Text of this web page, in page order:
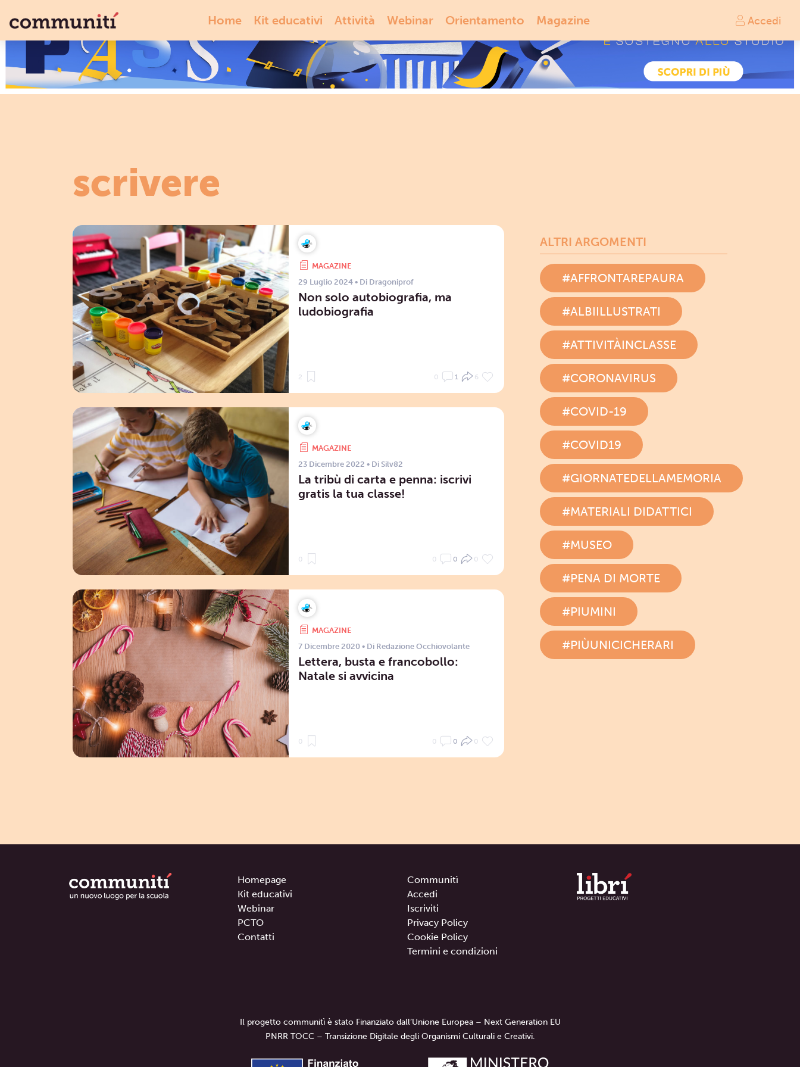
Home Kit educativi Attività Webinar Orientamento Magazine Accedi
scrivere
MAGAZINE
29 Luglio 2024• Di Dragoniprof
Non solo autobiografia, ma
ludobiografia
2 0 1 6
MAGAZINE
23 Dicembre 2022 • Di Silv82
La tribù di carta e penna: iscrivi
gratis la tua classe!
0 0 0 0
MAGAZINE
7 Dicembre 2020• Di Redazione Occhiovolante
Lettera, busta e francobollo:
Natale si avvicina
0 0 0 0
ALTRI ARGOMENTI
#AFFRONTAREPAURA
#ALBIILLUSTRATI
#ATTIVITÀINCLASSE
#CORONAVIRUS
#COVID-19
#COVID19
#GIORNATEDELLAMEMORIA
#MATERIALI DIDATTICI
#MUSEO
#PENA DI MORTE
#PIUMINI
#PIÙUNICICHERARI
Homepage
Kit educativi
Webinar
PCTO
Contatti
Communitì
Accedi
Iscriviti
Privacy Policy
Cookie Policy
Termini e condizioni
Il progetto communitì è stato Finanziato dall’Unione Europea – Next Generation EU
PNRR TOCC – Transizione Digitale degli Organismi Culturali e Creativi.